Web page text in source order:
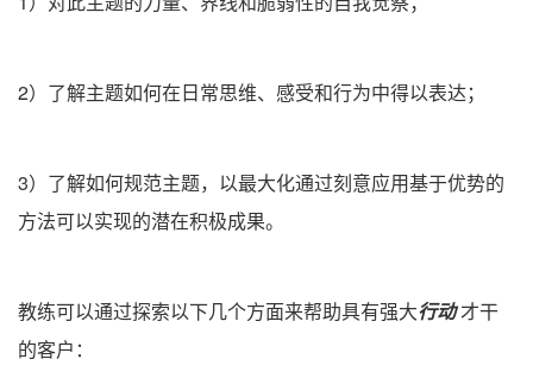
2）了解主题如何在日常思维、感受和行为中得以表达；
3）了解如何规范主题，以最大化通过刻意应用基于优势的
方法可以实现的潜在积极成果。
教练可以通过探索以下几个方面来帮助具有强大行动才干
的客户：